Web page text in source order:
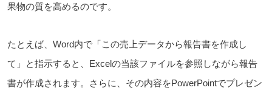
果物の質を高めるのです。
たとえば、Word内で「この売上データから報告書を作成し
て」と指示すると、Excelの当該ファイルを参照しながら報告
書が作成されます。さらに、その内容をPowerPointでプレゼン